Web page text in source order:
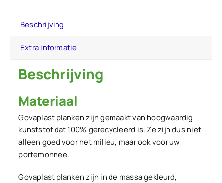
Beschrijving
Extra informatie
Beschrijving
Materiaal
Govaplast planken zijn gemaakt van hoogwaardig
kunststof dat 100% gerecycleerd is. Ze zijn dus niet
alleen goed voor het milieu, maar ook voor uw
portemonnee.
Govaplast planken zijn in de massa gekleurd,